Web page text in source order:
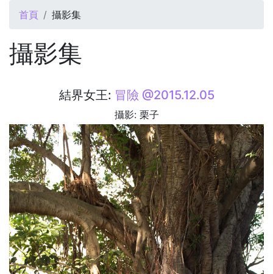
您在這裡
首頁 攝影集
攝影集
結界女王: 冒險 @2015.12.05
攝影: 栗子